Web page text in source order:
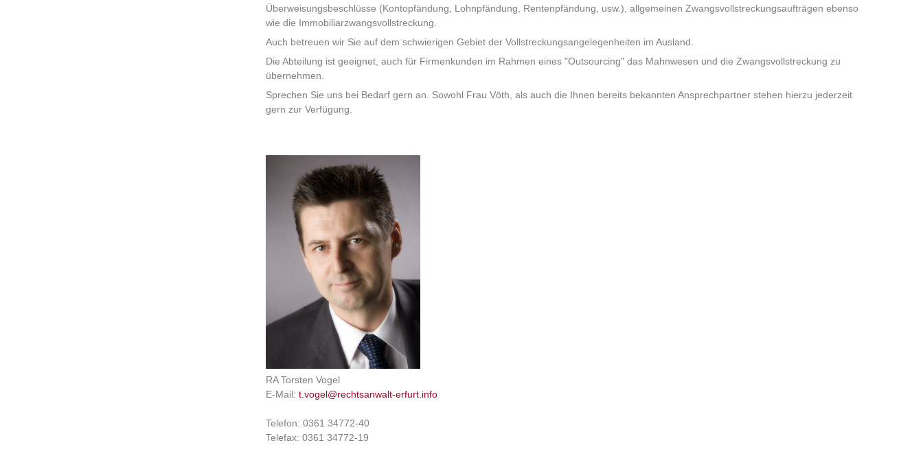
Überweisungsbeschlüsse (Kontopfändung, Lohnpfändung, Rentenpfändung, usw.), allgemeinen Zwangsvollstreckungsaufträgen ebenso
wie die Immobiliarzwangsvollstreckung.
Auch betreuen wir Sie auf dem schwierigen Gebiet der Vollstreckungsangelegenheiten im Ausland.
Die Abteilung ist geeignet, auch für Firmenkunden im Rahmen eines "Outsourcing" das Mahnwesen und die Zwangsvollstreckung zu
übernehmen.
Sprechen Sie uns bei Bedarf gern an. Sowohl Frau Vöth, als auch die Ihnen bereits bekannten Ansprechpartner stehen hierzu jederzeit
gern zur Verfügung.
RA Torsten Vogel
E-Mail: t.vogel@rechtsanwalt-erfurt.info
Telefon: 0361 34772-40
Telefax: 0361 34772-19